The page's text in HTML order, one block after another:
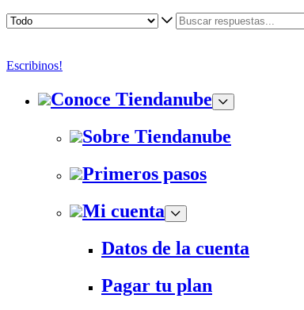
Escribinos!
Conoce Tiendanube
Sobre Tiendanube
Primeros pasos
Mi cuenta
Datos de la cuenta
Pagar tu plan